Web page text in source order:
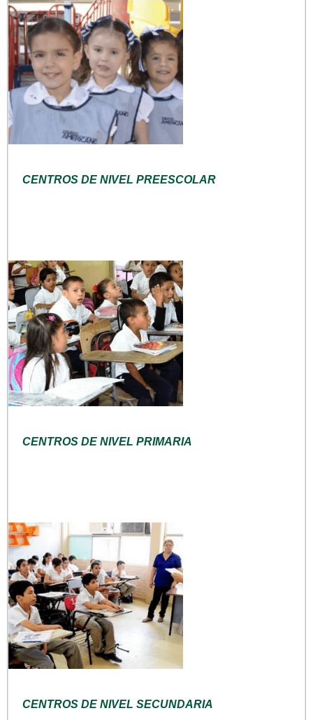
CENTROS DE NIVEL PREESCOLAR
CENTROS DE NIVEL PRIMARIA
CENTROS DE NIVEL SECUNDARIA